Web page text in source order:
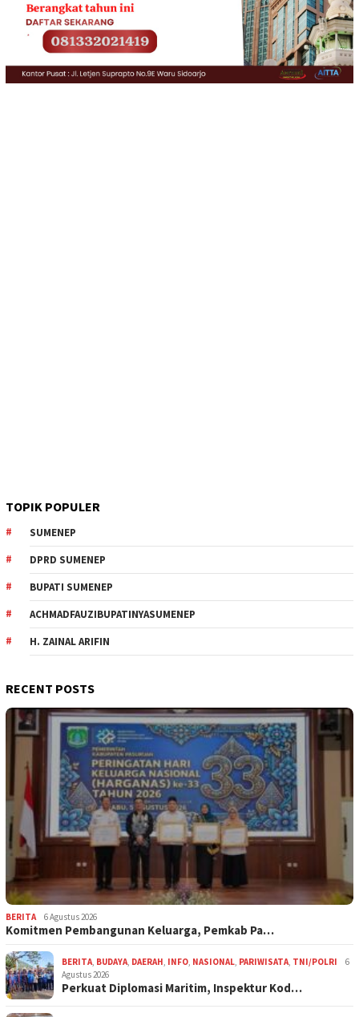
TOPIK POPULER
SUMENEP
DPRD SUMENEP
BUPATI SUMENEP
ACHMADFAUZIBUPATINYASUMENEP
H. ZAINAL ARIFIN
RECENT POSTS
BERITA 6 Agustus 2026
Komitmen Pembangunan Keluarga, Pemkab Pa…
BERITA, BUDAYA, DAERAH, INFO, NASIONAL, PARIWISATA, TNI/POLRI
6
Agustus 2026
Perkuat Diplomasi Maritim, Inspektur Kod…